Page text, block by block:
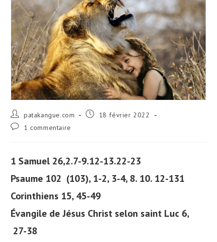
Auteur/autrice
de
la
patakangue.com
Publication
18 février 2022
Commentaires
1 commentaire
1 Samuel 26,2.7-9.12-13.22-23
Psaume 102 (103), 1-2, 3-4, 8. 10. 12-131
Corinthiens 15, 45-49
Évangile de Jésus Christ selon saint Luc 6,
27-38